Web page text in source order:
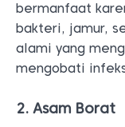
bermanfaat
bakteri, jamur,
alami yang
mengobati
2. Asam Borat